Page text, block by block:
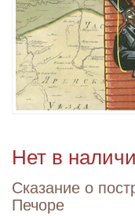
Нет в
Сказание о
Печоре